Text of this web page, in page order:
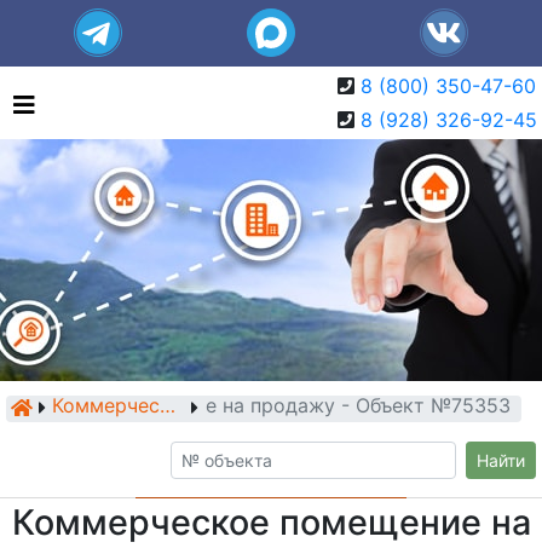
8 (800) 350-47-60
8 (928) 326-92-45
Коммерческие помещения
помещение на продажу - Объект №75353
Найти
Коммерческое помещение на